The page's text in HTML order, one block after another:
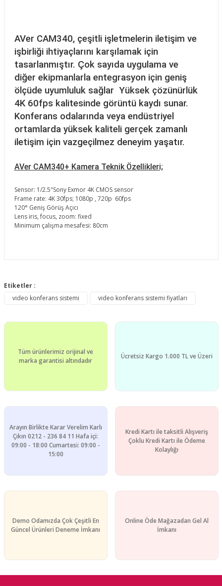
AVer CAM340, çeşitli işletmelerin iletişim ve
işbirliği ihtiyaçlarını karşılamak için
tasarlanmıştır. Çok sayıda uygulama ve
diğer ekipmanlarla entegrasyon için geniş
ölçüde uyumluluk sağlar Yüksek çözünürlük
4K 60fps kalitesinde görüntü kaydı sunar.
Konferans odalarında veya endüstriyel
ortamlarda yüksek kaliteli gerçek zamanlı
iletişim için vazgeçilmez deneyim yaşatır.
AVer CAM340+ Kamera Teknik Özellikleri;
Sensor: 1/2.5"Sony Exmor 4K CMOS sensor
Frame rate: 4K 30fps; 1080p , 720p 60fps
120° Geniş Görüş Açıcı
Lens iris, focus, zoom: fixed
Minimum çalışma mesafesi: 80cm
konularda yetersiz gördüğünüz noktaları öneri formunu
Görüş ve önerileriniz için teşekkür ederiz.
Ürün resmi kalitesiz, bozuk veya görüntülenemiyor.
Ürün bilgilerinde hatalar bulunuyor.
Etiketler :
video konferans sistemi
video konferans sistemi fiyatları
Tüm ürünlerimiz orijinal ve
marka garantisi altındadır
Ücretsiz Kargo 1.000 TL ve Üzeri
Arayın Birlikte Karar Verelim Karlı
Çıkın 0212 - 236 84 11 Hafa içi:
09:00 - 18:00 Cumartesi: 09:00 -
15:00
Kredi Kartı ile taksitli Alışveriş
Çoklu Kredi Kartı ile Ödeme
Kolaylığı
Demo Odamızda Çok Çeşitli En
Güncel Ürünleri Deneme İmkanı
Online Öde Mağazadan Gel Al
İmkanı